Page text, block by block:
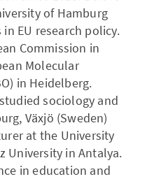
of Hamburg
EU research policy.
Commission in
Molecular
in Heidelberg.
sociology and
Växjö (Sweden)
at the University
University in Antalya.
in education and